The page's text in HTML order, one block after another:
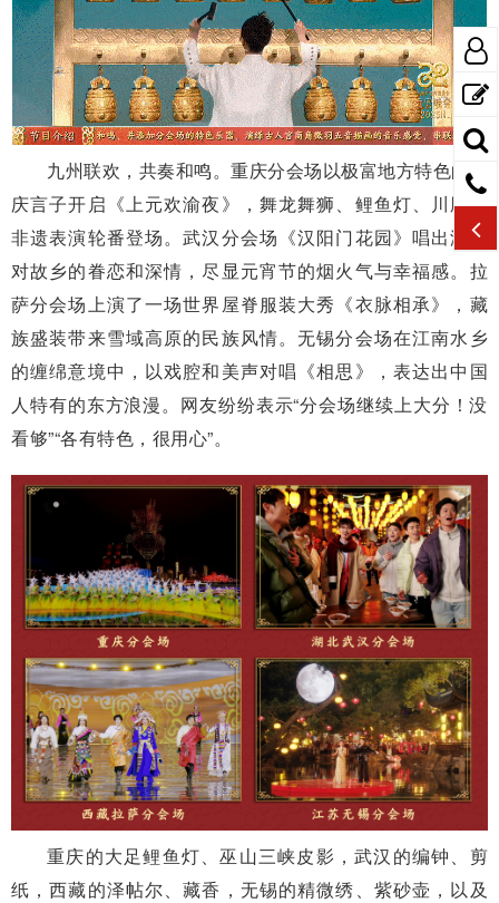
九州联欢，共奏和鸣。重庆分会场以极富地方特色的重
庆言子开启《上元欢渝夜》，舞龙舞狮、鲤鱼灯、川剧等
非遗表演轮番登场。武汉分会场《汉阳门花园》唱出游子
对故乡的眷恋和深情，尽显元宵节的烟火气与幸福感。拉
萨分会场上演了一场世界屋脊服装大秀《衣脉相承》，藏
族盛装带来雪域高原的民族风情。无锡分会场在江南水乡
的缠绵意境中，以戏腔和美声对唱《相思》，表达出中国
人特有的东方浪漫。网友纷纷表示“分会场继续上大分！没
看够”“各有特色，很用心”。
重庆的大足鲤鱼灯、巫山三峡皮影，武汉的编钟、剪
纸，西藏的泽帖尔、藏香，无锡的精微绣、紫砂壶，以及